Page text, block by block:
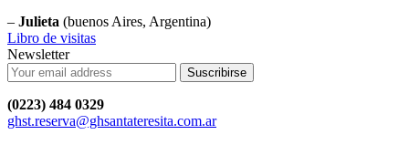
– Julieta (buenos Aires, Argentina)
Libro de visitas
Newsletter
Suscribirse
(0223) 484 0329
ghst.reserva@ghsantateresita.com.ar